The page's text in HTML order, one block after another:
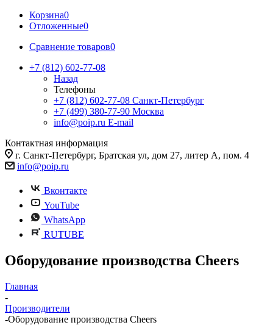
Корзина0
Отложенные0
Сравнение товаров0
+7 (812) 602-77-08
Назад
Телефоны
+7 (812) 602-77-08 Санкт-Петербург
+7 (499) 380-77-90 Москва
info@poip.ru E-mail
Контактная информация
г. Санкт-Петербург, Братская ул, дом 27, литер А, пом. 4
info@poip.ru
Вконтакте
YouTube
WhatsApp
RUTUBE
Оборудование производства Cheers
Главная
-
Производители
-Оборудование производства Cheers